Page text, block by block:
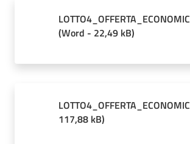
(Word - 22,49 kB)
117,88 kB)